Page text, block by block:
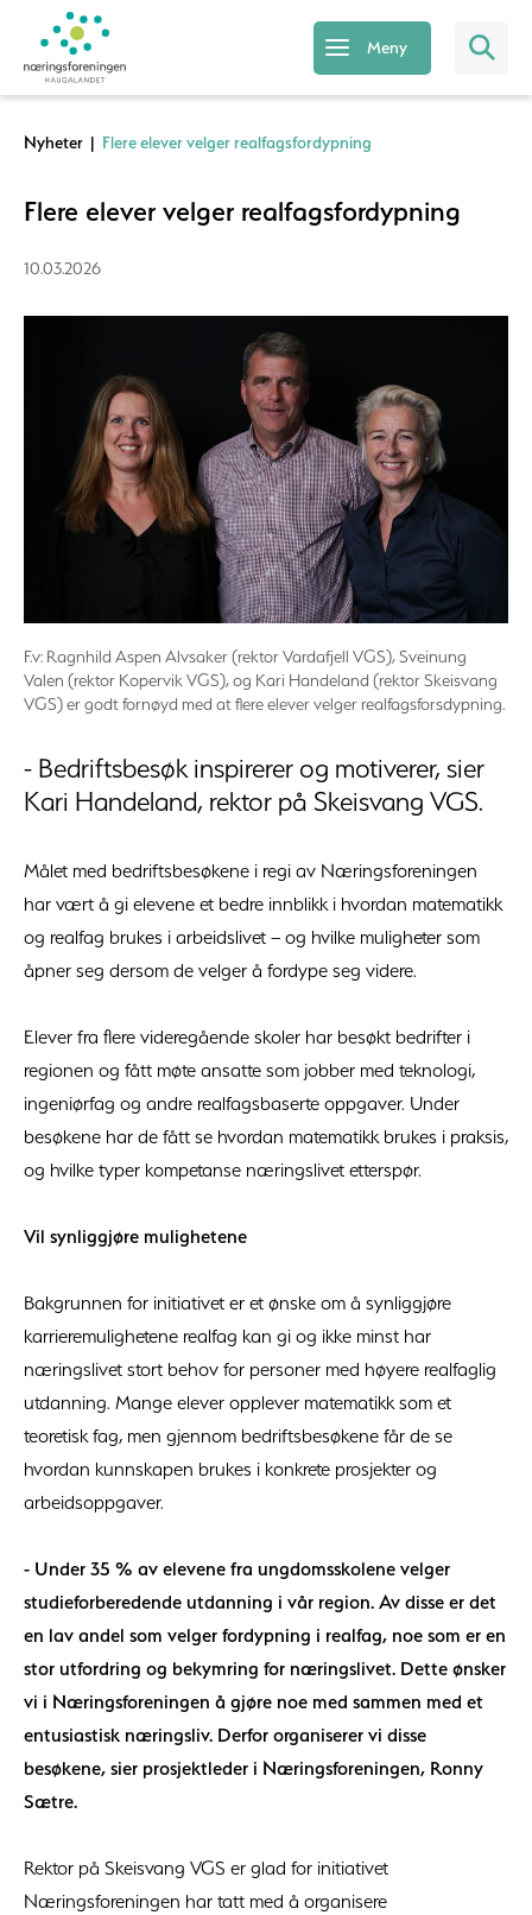
Meny
Nyheter | Flere elever velger realfagsfordypning
Flere elever velger realfagsfordypning
10.03.2026
F.v: Ragnhild Aspen Alvsaker (rektor Vardafjell VGS), Sveinung
Valen (rektor Kopervik VGS), og Kari Handeland (rektor Skeisvang
VGS) er godt fornøyd med at flere elever velger realfagsforsdypning.
- Bedriftsbesøk inspirerer og motiverer, sier
Kari Handeland, rektor på Skeisvang VGS.
Målet med bedriftsbesøkene i regi av Næringsforeningen
har vært å gi elevene et bedre innblikk i hvordan matematikk
og realfag brukes i arbeidslivet – og hvilke muligheter som
åpner seg dersom de velger å fordype seg videre.
Elever fra flere videregående skoler har besøkt bedrifter i
regionen og fått møte ansatte som jobber med teknologi,
ingeniørfag og andre realfagsbaserte oppgaver. Under
besøkene har de fått se hvordan matematikk brukes i praksis,
og hvilke typer kompetanse næringslivet etterspør.
Vil synliggjøre mulighetene
Bakgrunnen for initiativet er et ønske om å synliggjøre
karrieremulighetene realfag kan gi og ikke minst har
næringslivet stort behov for personer med høyere realfaglig
utdanning. Mange elever opplever matematikk som et
teoretisk fag, men gjennom bedriftsbesøkene får de se
hvordan kunnskapen brukes i konkrete prosjekter og
arbeidsoppgaver.
- Under 35 % av elevene fra ungdomsskolene velger
studieforberedende utdanning i vår region. Av disse er det
en lav andel som velger fordypning i realfag, noe som er en
stor utfordring og bekymring for næringslivet. Dette ønsker
vi i Næringsforeningen å gjøre noe med sammen med et
entusiastisk næringsliv. Derfor organiserer vi disse
besøkene, sier prosjektleder i Næringsforeningen, Ronny
Sætre.
Rektor på Skeisvang VGS er glad for initiativet
Næringsforeningen har tatt med å organisere